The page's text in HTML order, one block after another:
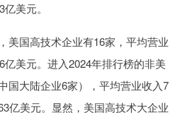
美元。
国高技术企业有16家，平均营业
美元。进入2024年排行榜的非美
国大陆企业6家），平均营业收入7
亿美元。显然，美国高技术大企业